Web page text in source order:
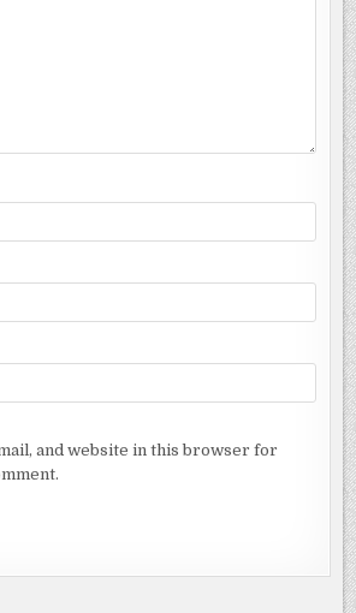
and website in this browser for